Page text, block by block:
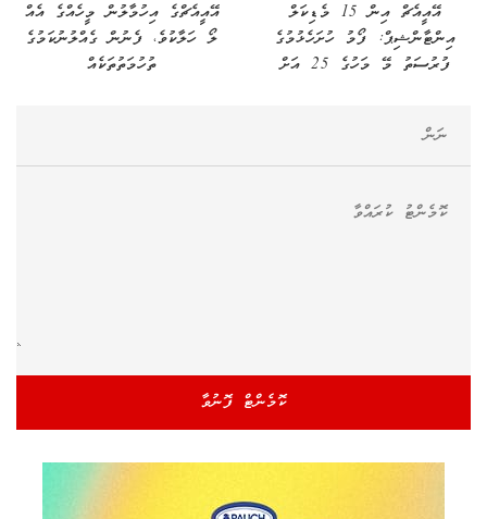
އޭއީއެޗް އިން 15 މެޑިކަލް
އިންޓާންޝިޕް: ފޯމު ހުށަހެޅުމުގެ
ފުރުސަތު މޭ މަހުގެ 25 އަށް
އޭއީއެޗްގެ އިހުމާލުން މީހެއްގެ އެއް
ލޯ ހަލާކުވެ، ފެނުން ގެއްލުނުކަމުގެ
ތުހުމަތުތަކެއް